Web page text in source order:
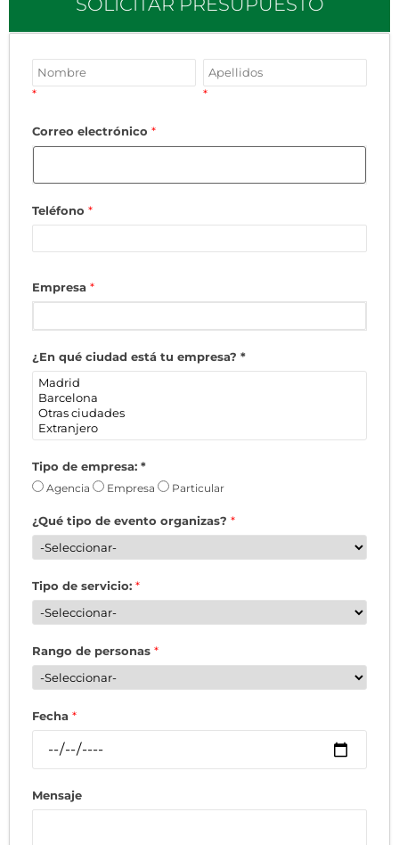
* *
Correo electrónico *
Teléfono *
Empresa *
¿En qué ciudad está tu empresa? *
Tipo de empresa: *
Agencia Empresa Particular
¿Qué tipo de evento organizas? *
Tipo de servicio: *
Rango de personas *
Fecha *
Mensaje